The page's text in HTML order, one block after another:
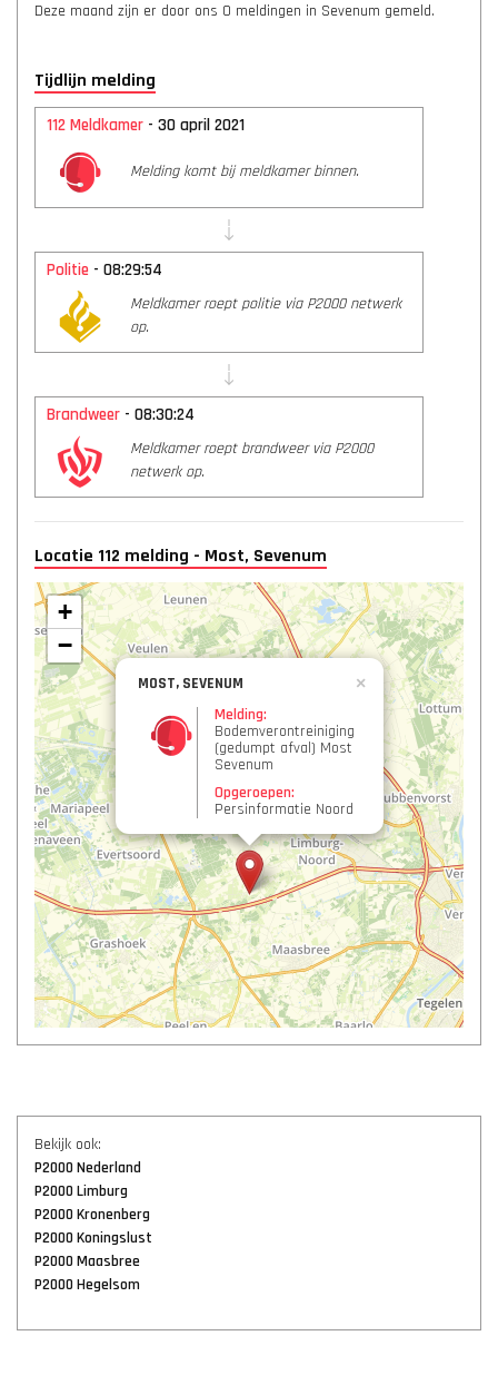
Deze maand zijn er door ons 0 meldingen in Sevenum gemeld.
Tijdlijn melding
112 Meldkamer - 30 april 2021
Melding komt bij meldkamer binnen.
Politie - 08:29:54
Meldkamer roept politie via P2000 netwerk
op.
Brandweer - 08:30:24
Meldkamer roept brandweer via P2000
netwerk op.
Locatie 112 melding - Most, Sevenum
MOST, SEVENUM
Melding:
Bodemverontreiniging
(gedumpt afval) Most
Sevenum
Opgeroepen:
Persinformatie Noord
×
+
−
Bekijk ook:
P2000 Nederland
P2000 Limburg
P2000 Kronenberg
P2000 Koningslust
P2000 Maasbree
P2000 Hegelsom